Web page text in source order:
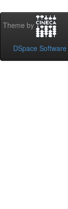
Theme by
DSpace Software